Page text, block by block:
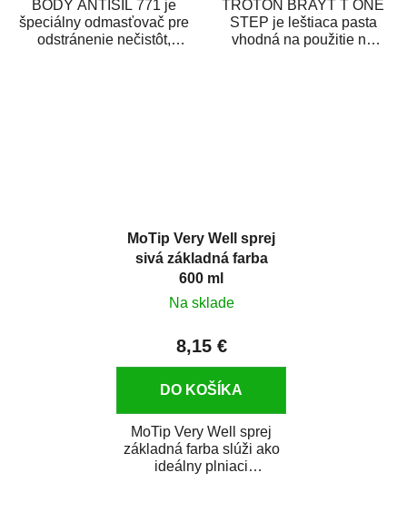
BODY ANTISIL 771 je
špeciálny odmasťovač pre
odstránenie nečistôt,
TROTON BRAYT T ONE
STEP je leštiaca pasta
vhodná na použitie na
MoTip Very Well sprej
sivá základná farba
600 ml
Na sklade
8,15 €
DO KOŠÍKA
MoTip Very Well sprej
základná farba slúži ako
ideálny plniaci